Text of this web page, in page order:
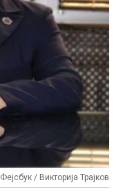
Фејсбук / Викторија Трајков